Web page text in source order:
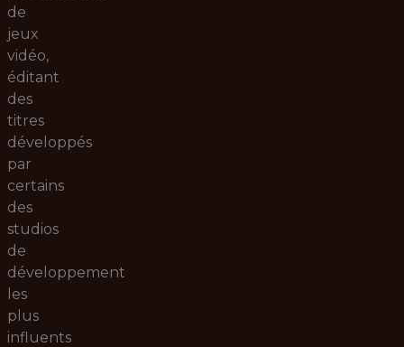
de
jeux
vidéo,
éditant
des
titres
développés
par
certains
des
studios
de
développement
les
plus
influents